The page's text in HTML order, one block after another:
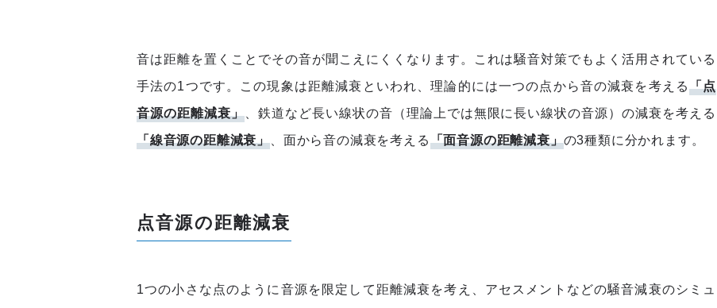
音は距離を置くことでその音が聞こえにくくなります。これは騒音対策でもよく活用されている
手法の1つです。この現象は距離減衰といわれ、理論的には一つの点から音の減衰を考える「点
音源の距離減衰」、鉄道など長い線状の音（理論上では無限に長い線状の音源）の減衰を考える
「線音源の距離減衰」 、面から音の減衰を考える「面音源の距離減衰」の3種類に分かれます。
点音源の距離減衰
1つの小さな点のように音源を限定して距離減衰を考え、アセスメントなどの騒音減衰のシミュ